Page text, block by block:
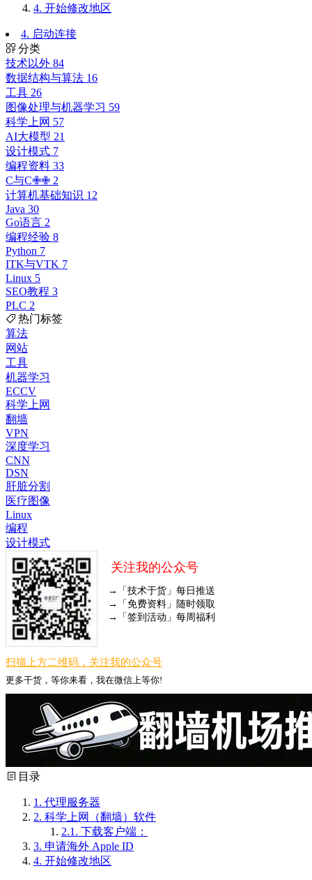
4. 开始修改地区
4. 启动连接
分类
技术以外 84
数据结构与算法 16
工具 26
图像处理与机器学习 59
科学上网 57
AI大模型 21
设计模式 7
编程资料 33
C与C✙✙ 2
计算机基础知识 12
Java 30
Go语言 2
编程经验 8
Python 7
ITK与VTK 7
Linux 5
SEO教程 3
PLC 2
热门标签
算法
网站
工具
机器学习
ECCV
科学上网
翻墙
VPN
深度学习
CNN
DSN
肝脏分割
医疗图像
Linux
编程
设计模式
关注我的公众号
→「技术于货」每日推送
→「免费资料」随时领取
→「签到活动」每周福利
扫描上方二维码，关注我的公众号
更多干货，等你来看，我在微信上等你!
目录
1. 代理服务器
2. 科学上网（翻墙）软件
2.1. 下载客户端：
3. 申请海外 Apple ID
4. 开始修改地区